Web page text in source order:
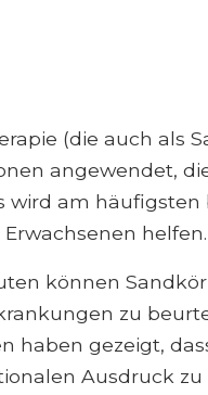
(die auch als
angewendet,
wird am
helfen.
können
zu
haben gezeigt,
Ausdruck